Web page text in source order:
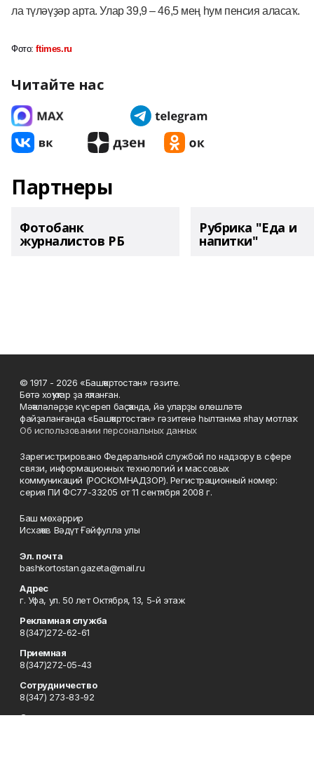
ла түләүҙәр арта. Улар 39,9 – 46,5 мең һум пенсия аласаҡ.
Фото:ftimes.ru
Читайте нас
Партнеры
Фотобанк
журналистов РБ
Рубрика "Еда и
напитки"
© 1917 - 2026 «Башҡортостан» гәзите.
Бөтә хоҡуҡтар ҙа яҡланған.
Мәҡәләләрҙе күсереп баҫҡанда, йә уларҙы өлөшләтә
файҙаланғанда «Башҡортостан» гәзитенә һылтанма яһау мотлаҡ.
Об использовании персональных данных
Зарегистрировано Федеральной службой по надзору в сфере
связи, информационных технологий и массовых
коммуникаций (РОСКОМНАДЗОР). Регистрационный номер:
серия ПИ ФС77-33205 от 11 сентября 2008 г.
Баш мөхәррир
Исхаҡов Вәдүт Ғәйфулла улы
Эл. почта
bashkortostan.gazeta@mail.ru
Адрес
г. Уфа, ул. 50 лет Октября, 13, 5-й этаж
Рекламная служба
8(347)272-62-61
Приемная
8(347)272-05-43
Сотрудничество
8(347) 273-83-92
Отдел кадров